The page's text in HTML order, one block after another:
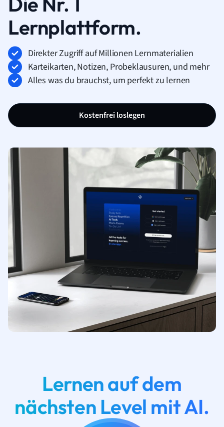
Lernplattform.
Direkter Zugriff auf Millionen Lernmaterialien
Karteikarten, Notizen, Probeklausuren, und mehr
Alles was du brauchst, um perfekt zu lernen
Kostenfrei loslegen
Lernen auf dem
nächsten Level mit AI.